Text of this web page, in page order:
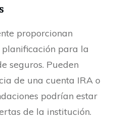
proporcionan
planificación para la
seguros. Pueden
de una cuenta IRA o
podrían estar
de la institución.